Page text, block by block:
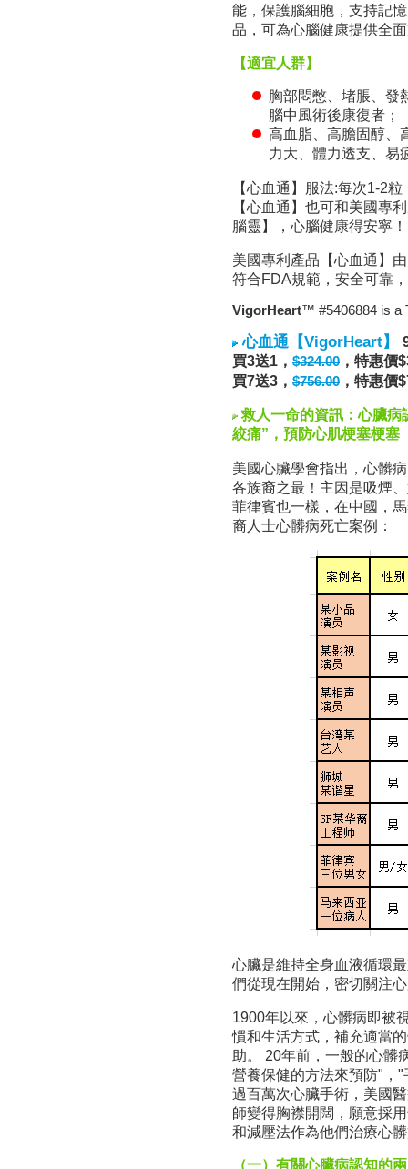
能，保護腦細胞，支持記
品，可為心腦健康提供全
【適宜人群】
胸部悶憋、堵脹、發
腦中風術後康復者；
高血脂、高膽固醇、
力大、體力透支、易
【心血通】服法:每次1-2
【心血通】也可和美國專
腦靈】，心腦健康得安寧！
美國專利產品【心血通】
符合FDA規範，安全可靠
VigorHeart™ #5406884 is a
心血通【VigorHeart】
買3送1， $324.00 ，特惠價
買7送3， $756.00 ，特惠價
救人一命的資訊：心臟病
絞痛”，預防心肌梗塞梗塞
美國心臟學會指出，心髒
各族裔之最！主因是吸煙
菲律賓也一樣，在中國，
裔人士心髒病死亡案例：
心臟是維持全身血液循環
們從現在開始，密切關注
1900年以來，心髒病即被
慣和生活方式，補充適當
助。 20年前，一般的心髒
營養保健的方法來預防"，
過百萬次心臟手術，美國
師變得胸襟開闊，願意採
和減壓法作為他們治療心
（一）有關心臟病認知的